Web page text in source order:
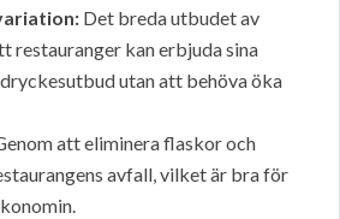
Det breda utbudet av
restauranger kan erbjuda sina
utan att behöva öka
att eliminera flaskor och
avfall, vilket är bra för